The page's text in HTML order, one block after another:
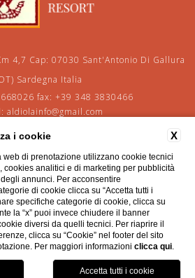
4,7 Cap: 07030 Sant'Antonio Di Gallura
Sardegna Italia
fax: +39 348 3830466
aldiolainfo@gmail.com
COOKIE POLICY
CONTRIBUTI PUBBLICI
BY BLASTNESS
X
i cookie
web di prenotazione utilizzano cookie tecnici
cookies analitici e di marketing per pubblicità
annunci. Per acconsentire
di cookie clicca su “Accetta tutti i
specifiche categorie di cookie, clicca su
la “x” puoi invece chiudere il banner
diversi da quelli tecnici. Per riaprire il
clicca su “Cookie” nel footer del sito
Per maggiori informazioni clicca qui.